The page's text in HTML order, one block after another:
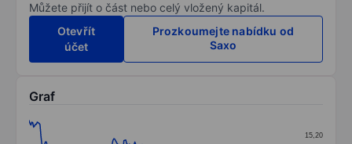
Můžete přijít o část nebo celý vložený kapitál.
Otevřít
účet
Prozkoumejte nabídku od
Saxo
Graf
15,20